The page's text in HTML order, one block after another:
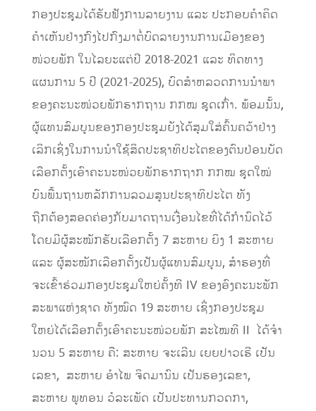
ກອງປະຊຸມໄດ້ຮັບຟັງການລາຍງານ ແລະ ປະກອບຄຳຄິດ
ຄຳເຫັນຢ່າງກົງໄປກົງມາຕໍ່ບົດລາຍງານການເມືອງຂອງ
ໜ່ວຍພັກ ໃນໄລຍະແຕ່ປີ 2018-2021 ແລະ ທິດທາງ
ແຜນການ 5 ປີ (2021-2025), ບົດສຳຫລວດການນຳພາ
ຂອງຄະນະໜ່ວຍພັກຮາກຖານ ກກໝ ຊຸດເກົ່າ. ພ້ອມນັ້ນ,
ຜູ້ແທນສົມບູນຂອງກອງປະຊຸມຍັງໄດ້ສຸມໃສ່ຄົ້ນຄວ້າຢ່າງ
ເລິກເຊິ່ງໃນການນຳໃຊ້ສິດປະຊາທິປະໄຕຂອງຕົນປ່ອນບັດ
ເລືອກຕັ້ງເອົາຄະນະໜ່ວຍພັກຮາກຖາກ ກກໝ ຊຸດໃໝ່
ບົນພື້ນຖານຫລັກການລວມສູນປະຊາທິປະໄຕ ທັງ
ຖືກຕ້ອງສອດຄ່ອງກັບມາດຖານເງື່ອນໄຂທີ່ໄດ້ກຳນົດໄວ້
ໂດຍມີຜູ້ສະໝັກຮັບເລືອກຕັ້ງ 7 ສະຫາຍ ຍິງ 1 ສະຫາຍ
ແລະ ຜູ້ສະໝັກເລືອກຕັ້ງເປັນຜູ້ແທນສົມບູນ, ສຳຮອງທີ່
ຈະເຂົ້າຮ່ວມກອງປະຊຸມໃຫຍ່ຄັ້ງທີ IV ຂອງອົງຄະນະພັກ
ສະພາແຫ່ງຊາດ ທັງໝົດ 19 ສະຫາຍ ເຊິ່ງກອງປະຊຸມ
ໃຫຍ່ໄດ້ເລືອກຕັ້ງເອົາຄະນະໜ່ວຍພັກ ສະໄໝທີ II ໄດ້ຈໍາ
ນວນ 5 ສະຫາຍ ຄື: ສະຫາຍ ຈະເລີນ ເຍຍປາວເຮີ ເປັນ
ເລຂາ, ສະຫາຍ ອຳໄພ ຈິດມານົນ ເປັນຮອງເລຂາ,
ສະຫາຍ ພູທອນ ວໍລະເພັດ ເປັນປະທານກວດກາ,